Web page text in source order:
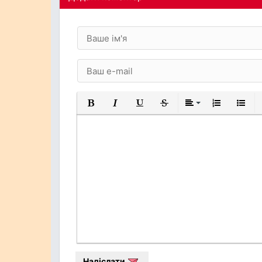
ЖирнийКурсивПідкреслений
ЗакресленийВирівнювання